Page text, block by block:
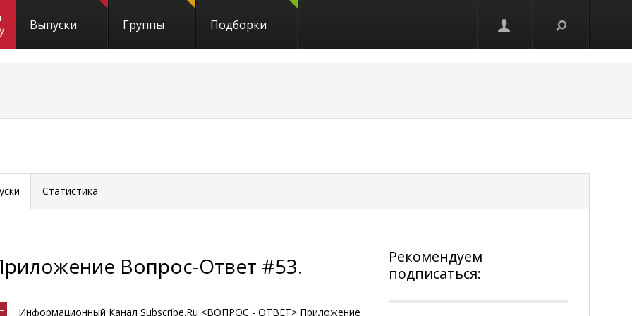
Выпуски Группы Подборки
Статистика
Вопрос-Ответ #53.
Информационный Канал Subscribe.Ru <ВОПРОС - ОТВЕТ> Приложение
Рекомендуем
подписаться: